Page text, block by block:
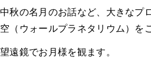
中秋の名月のお話など、大きなプ
空（ウォールプラネタリウム）を
望遠鏡でお月様を観ます。